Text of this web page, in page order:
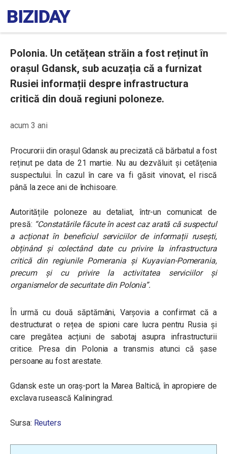
Polonia. Un cetățean străin a fost reținut în
orașul Gdansk, sub acuzația că a furnizat
Rusiei informații despre infrastructura
critică din două regiuni poloneze.
acum 3 ani
Procurorii din orașul Gdansk au precizată că bărbatul a fost
reținut pe data de 21 martie. Nu au dezvăluit și cetățenia
suspectului. În cazul în care va fi găsit vinovat, el riscă
până la zece ani de închisoare.
Autoritățile poloneze au detaliat, într-un comunicat de
presă: “Constatările făcute în acest caz arată că suspectul
a acționat în beneficiul serviciilor de informații rusești,
obținând și colectând date cu privire la infrastructura
critică din regiunile Pomerania și Kuyavian-Pomerania,
precum și cu privire la activitatea serviciilor și
organismelor de securitate din Polonia”.
În urmă cu două săptămâni, Varșovia a confirmat că a
destructurat o rețea de spioni care lucra pentru Rusia și
care pregătea acțiuni de sabotaj asupra infrastructurii
critice. Presa din Polonia a transmis atunci că șase
persoane au fost arestate.
Gdansk este un oraș-port la Marea Baltică, în apropiere de
exclava rusească Kaliningrad.
Sursa: Reuters